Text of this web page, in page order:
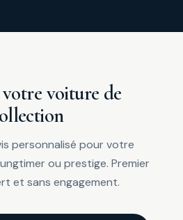
voiture de
personnalisé pour votre
ou prestige. Premier
et sans engagement.